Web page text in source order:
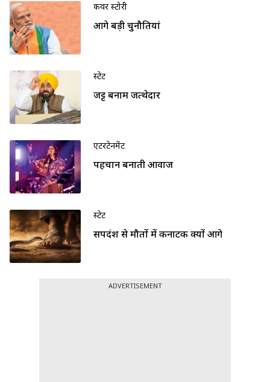
कवर स्टोरी
आगे बड़ी चुनौतियां
स्टेट
जट्ट बनाम जत्थेदार
एंटरटेनमेंट
पहचान बनाती आवाज
स्टेट
सर्पदंश से मौतों में कर्नाटक क्यों आगे
ADVERTISEMENT